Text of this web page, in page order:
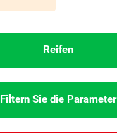
Reifen
Filtern Sie die Parameter